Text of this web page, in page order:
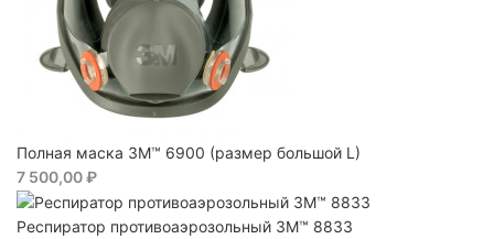
Полная маска 3M™ 6900 (размер большой L)
7 500,00 ₽
Респиратор противоаэрозольный 3M™ 8833